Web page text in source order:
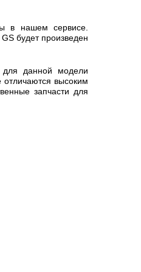
в нашем сервисе.
будет произведен
для данной модели
отличаются высоким
запчасти для